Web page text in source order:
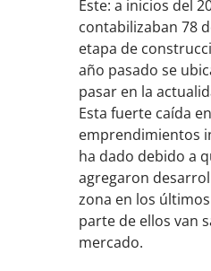
Este: a inicios del
contabilizaban 78
etapa de
año pasado se
pasar en la
Esta fuerte caída
emprendimientos
ha dado debido a
agregaron
zona en los
parte de ellos van
mercado.